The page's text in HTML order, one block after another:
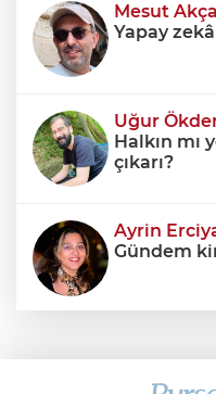
alınmadığındaMesut Akça
Yapay
Uğur
Halkın mı
çıkarı?
Ayrin
Gündem
doğa ve